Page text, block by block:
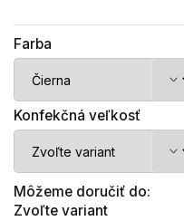
Farba
Konfekčná veľkosť
Môžeme doručiť do:
Zvoľte variant